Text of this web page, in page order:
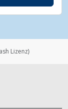
Lizenz)